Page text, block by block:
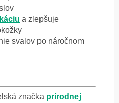
a zlepšuje
svalov po náročnom
značka prírodnej